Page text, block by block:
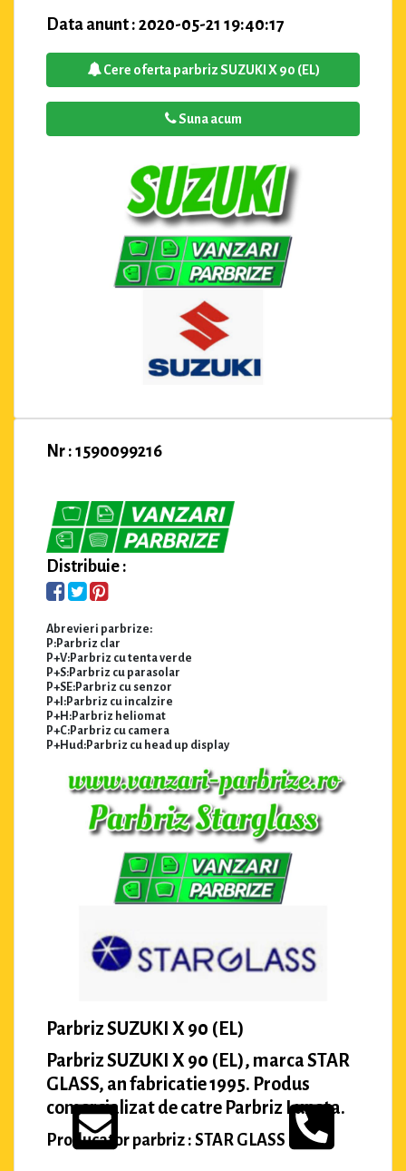
Data anunt : 2020-05-21 19:40:17
Cere oferta parbriz SUZUKI X 90 (EL)
Suna acum
Nr : 1590099216
Distribuie :
Abrevieri parbrize:
P:Parbriz clar
P+V:Parbriz cu tenta verde
P+S:Parbriz cu parasolar
P+SE:Parbriz cu senzor
P+I:Parbriz cu incalzire
P+H:Parbriz heliomat
P+C:Parbriz cu camera
P+Hud:Parbriz cu head up display
Parbriz SUZUKI X 90 (EL)
Parbriz SUZUKI X 90 (EL), marca STAR
GLASS, an fabricatie 1995. Produs
comercializat de catre Parbriz Luneta.
Producator parbriz : STAR GLASS